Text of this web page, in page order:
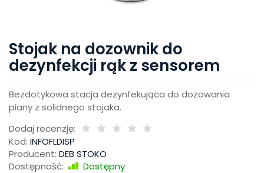
Stojak na dozownik do
dezynfekcji rąk z sensorem
Bezdotykowa stacja dezynfekująca do dozowania
piany z solidnego stojaka.
Dodaj recenzję:
Kod: INFOFLDISP
Producent: DEB STOKO
Dostępność:
Dostępny